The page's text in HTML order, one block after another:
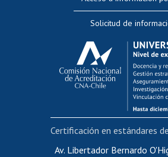
Editar Portafolio
Evaluación docente
Calificación
Postulación al
Funcionarias/os
Cursos internos de
Bienestar del
Portal de movilidad
Certificado de renta
Solicitud de
Av. Libertador Bernardo
Certificación en estándares